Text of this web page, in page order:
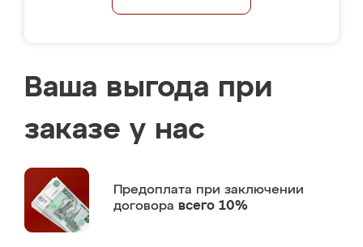
Ваша выгода при
заказе у нас
Предоплата при заключении
договора всего 10%